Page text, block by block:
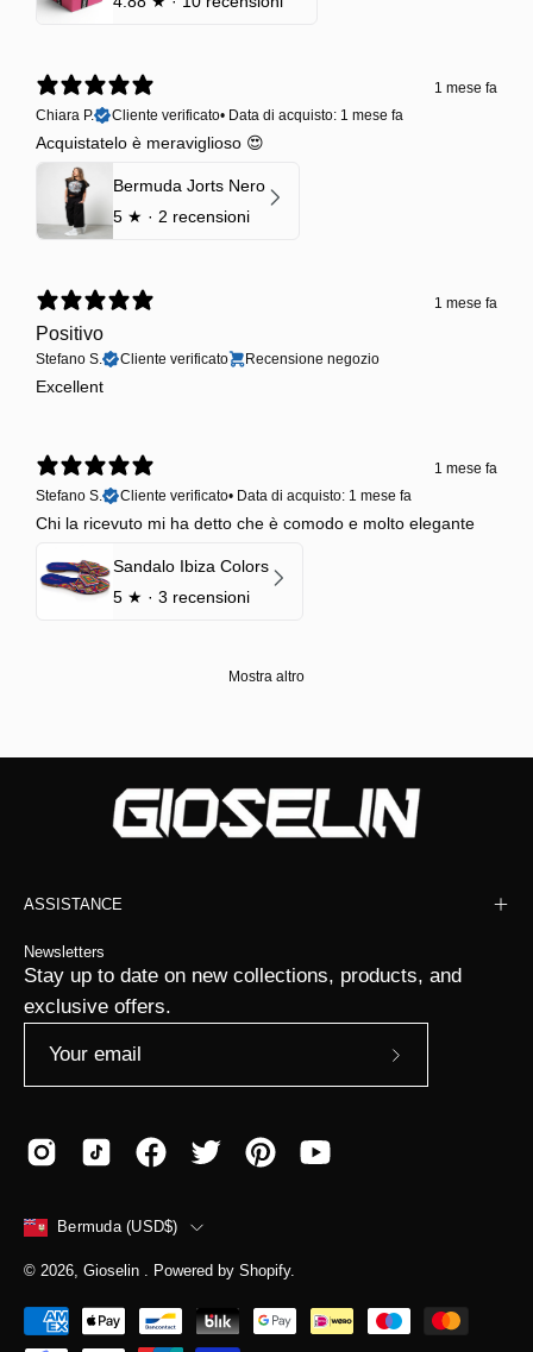
1 mese fa
Chiara P.
Cliente verificato• Data di acquisto: 1 mese fa
Acquistatelo è meraviglioso 😍
Bermuda Jorts Nero
5 ★ · 2 recensioni
1 mese fa
Positivo
Stefano S. Cliente verificato Recensione negozio
Excellent
1 mese fa
Stefano S.
Cliente verificato• Data di acquisto: 1 mese fa
Chi la ricevuto mi ha detto che è comodo e molto elegante
Sandalo Ibiza Colors
5 ★ · 3 recensioni
Mostra altro
ASSISTANCE
Newsletters
Stay up to date on new collections, products, and
exclusive offers.
Subscribe
COUNTRY
Bermuda (USD$)
© 2026, Gioselin . Powered by Shopify.